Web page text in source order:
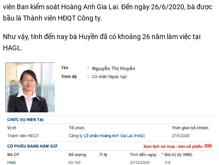
viên Ban kiểm soát Hoàng Anh Gia Lai. Đến ngày 26/6/2020, bà được
bầu là Thành viên HĐQT Công ty.
Như vậy, tính đến nay bà Huyền đã có khoảng 26 năm làm việc tại
HAGL.